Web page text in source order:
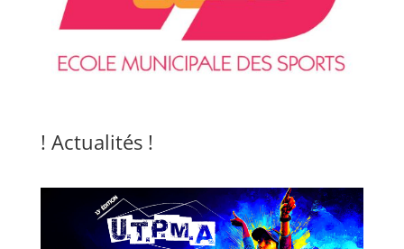
! Actualités !